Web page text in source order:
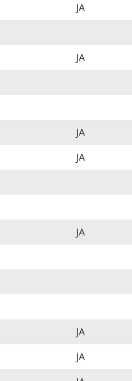
JA
JA
JA
JA
JA
JA
JA